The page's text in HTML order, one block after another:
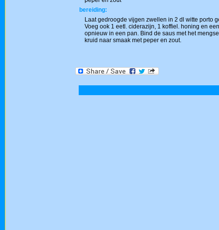
bereiding:
Laat gedroogde vijgen zwellen in 2 dl witte porto
Voeg ook 1 eetl. ciderazijn, 1 koffiel. honing en
opnieuw in een pan. Bind de saus met het
kruid naar smaak met peper en zout.